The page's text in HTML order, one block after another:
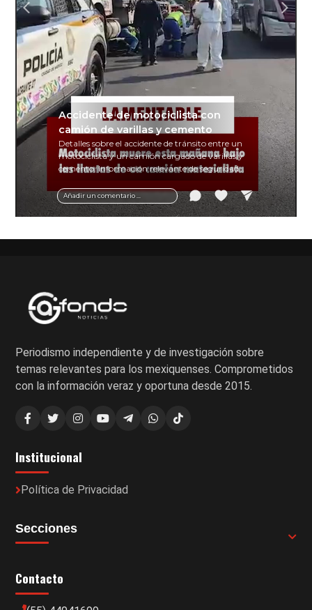
Añadir un comentario ...
Accidente de motociclista con
camión de varillas y cemento
Detalles sobre el accidente de tránsito entre un
motociclista y un camión cargado de varillas y
cemento. Información relevante de seguridad
vial y recomendaciones para motociclistas.
Periodismo independiente y de investigación sobre
temas relevantes para los mexiquenses. Comprometidos
con la información veraz y oportuna desde 2015.
Institucional
Política de Privacidad
Secciones
Contacto